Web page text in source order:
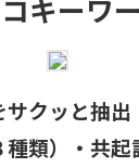
キーワ
クッと抽出
類）・共